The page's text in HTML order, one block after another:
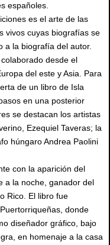
españoles.
es el arte de las
vivos cuyas biografías se
a la biografía del autor.
desde el
del este y Asia. Para
de un libro de Isla
en una posterior
se destacan los artistas
Ezequiel Taveras; la
húngaro Andrea Paolini
con la aparición del
a la noche, ganador del
Rico. El libro fue
donde
diseñador gráfico, bajo
en homenaje a la casa